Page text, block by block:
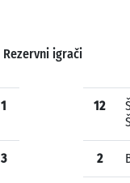
Rezervni igrači
1
3
12
2